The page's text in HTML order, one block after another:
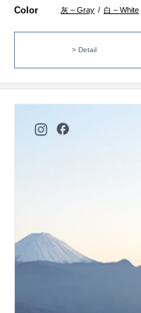
Color 灰 – Gray / 白 – White
> Detail